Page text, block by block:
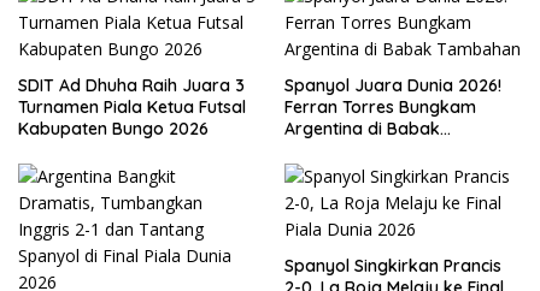
SDIT Ad Dhuha Raih Juara 3
Turnamen Piala Ketua Futsal
Kabupaten Bungo 2026
Spanyol Juara Dunia 2026!
Ferran Torres Bungkam
Argentina di Babak
Spanyol Singkirkan Prancis